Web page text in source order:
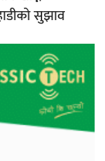
सुझाव